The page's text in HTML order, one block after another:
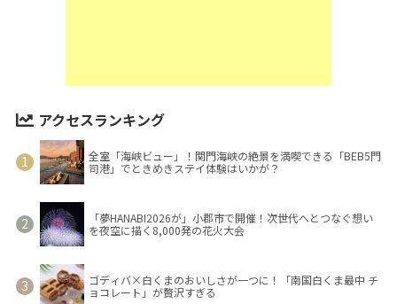
アクセスランキング
全室「海峡ビュー」！関門海峡の絶景を満喫できる「BEB5門
司港」でときめきステイ体験はいかが？
「夢HANABI2026が」小郡市で開催！次世代へとつなぐ想い
を夜空に描く8,000発の花火大会
ゴディバ×白くまのおいしさが一つに！「南国白くま最中 チ
ョコレート」が贅沢すぎる